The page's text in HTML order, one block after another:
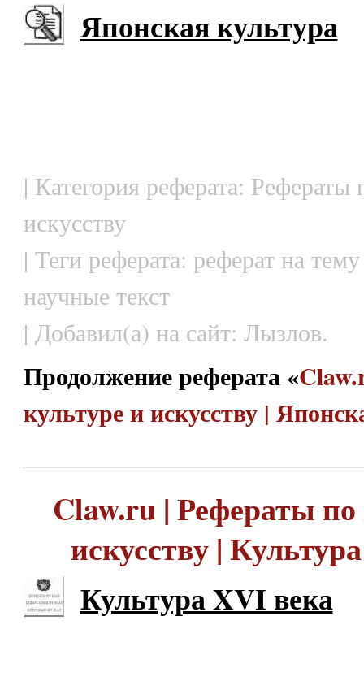
Японская культура
| Категория реферата: Рефераты
искусству
| Теги реферата: реферат на
научные текст
| Добавил(а) на сайт: Лызлов.
Продолжение реферата «
культуре и искусству |
Claw.ru | Рефераты по
искусству |
Культура XVI века